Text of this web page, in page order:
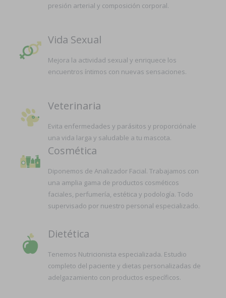
presión arterial y composición corporal.
Vida Sexual
Mejora la actividad sexual y enriquece los
encuentros íntimos con nuevas sensaciones.
Veterinaria
Evita enfermedades y parásitos y proporciónale
una vida larga y saludable a tu mascota.
Cosmética
Diponemos de Analizador Facial. Trabajamos con
una amplia gama de productos cosméticos
faciales, perfumería, estética y podología. Todo
supervisado por nuestro personal especializado.
Dietética
Tenemos Nutricionista especializada. Estudio
completo del paciente y dietas personalizadas de
adelgazamiento con productos específicos.